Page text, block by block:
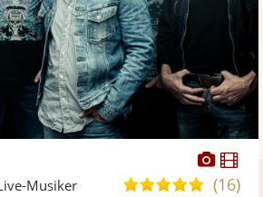
5,0(16)
Musiker